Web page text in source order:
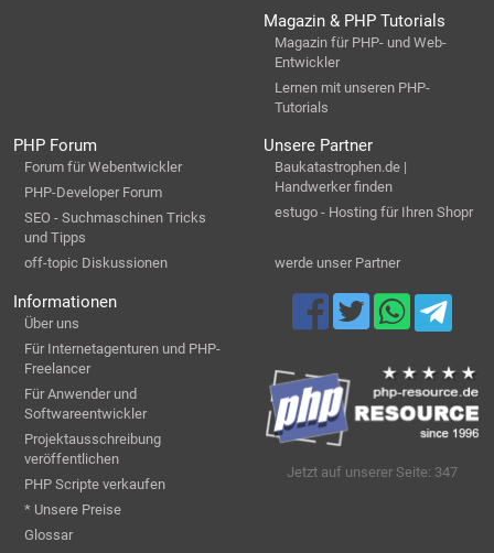
Magazin & PHP Tutorials
Magazin für PHP- und Web-
Entwickler
Lernen mit unseren PHP-
Tutorials
PHP Forum
Forum für Webentwickler
PHP-Developer Forum
SEO - Suchmaschinen Tricks
und Tipps
off-topic Diskussionen
Unsere Partner
Baukatastrophen.de |
Handwerker finden
estugo - Hosting für Ihren Shopr
werde unser Partner
Informationen
Über uns
Für Internetagenturen und PHP-
Freelancer
Für Anwender und
Softwareentwickler
Projektausschreibung
veröffentlichen
PHP Scripte verkaufen
* Unsere Preise
Glossar
Jetzt auf unserer Seite: 347